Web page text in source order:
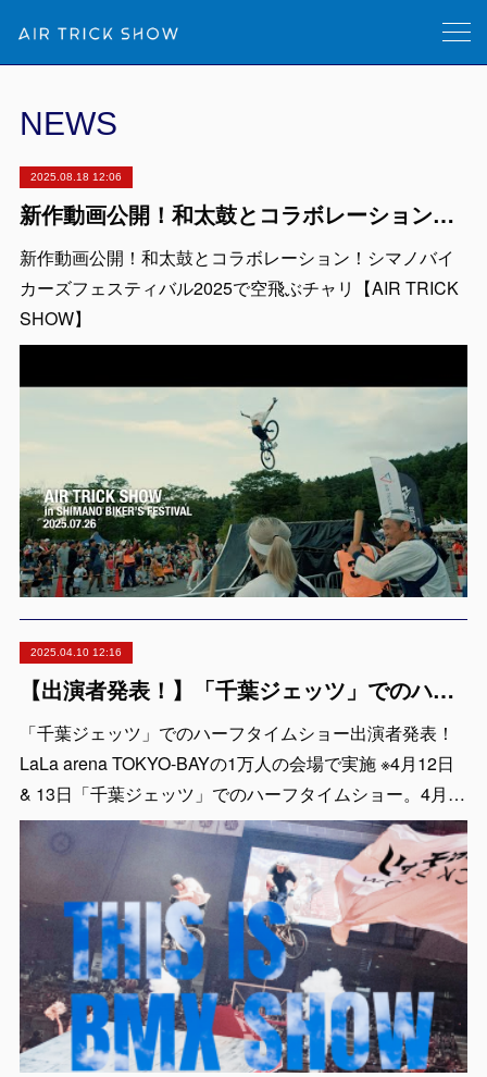
NEWS
2025.08.18 12:06
新作動画公開！和太鼓とコラボレーション！シマノバイカーズフェスティバル2025で空飛ぶチャリ【AIR TRICK SHOW】
新作動画公開！和太鼓とコラボレーション！シマノバイ
カーズフェスティバル2025で空飛ぶチャリ【AIR TRICK
SHOW】
2025.04.10 12:16
【出演者発表！】「千葉ジェッツ」でのハーフタイムショー LaLa arena TOKYO-BAYの1万人の会場で実施 ※4月12日 & 13日
「千葉ジェッツ」でのハーフタイムショー出演者発表！
LaLa arena TOKYO-BAYの1万人の会場で実施 ※4月12日
& 13日「千葉ジェッツ」でのハーフタイムショー。4月…